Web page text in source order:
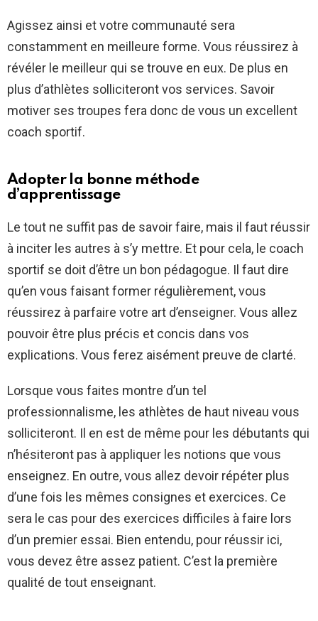
Agissez ainsi et votre communauté sera
constamment en meilleure forme. Vous réussirez à
révéler le meilleur qui se trouve en eux. De plus en
plus d’athlètes solliciteront vos services. Savoir
motiver ses troupes fera donc de vous un excellent
coach sportif.
Adopter la bonne méthode
d’apprentissage
Le tout ne suffit pas de savoir faire, mais il faut réussir
à inciter les autres à s’y mettre. Et pour cela, le coach
sportif se doit d’être un bon pédagogue. Il faut dire
qu’en vous faisant former régulièrement, vous
réussirez à parfaire votre art d’enseigner. Vous allez
pouvoir être plus précis et concis dans vos
explications. Vous ferez aisément preuve de clarté.
Lorsque vous faites montre d’un tel
professionnalisme, les athlètes de haut niveau vous
solliciteront. Il en est de même pour les débutants qui
n’hésiteront pas à appliquer les notions que vous
enseignez. En outre, vous allez devoir répéter plus
d’une fois les mêmes consignes et exercices. Ce
sera le cas pour des exercices difficiles à faire lors
d’un premier essai. Bien entendu, pour réussir ici,
vous devez être assez patient. C’est la première
qualité de tout enseignant.